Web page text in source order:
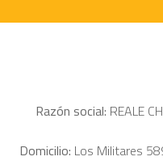
Razón social: REALE
Domicilio: Los Militares